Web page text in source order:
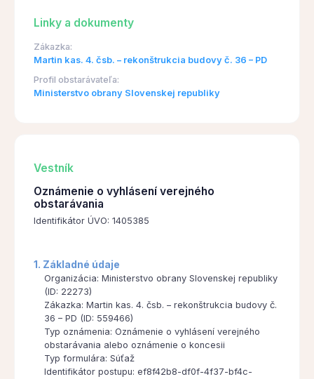
Linky a dokumenty
Zákazka:
Martin kas. 4. čsb. – rekonštrukcia budovy č. 36 – PD
Profil obstarávateľa:
Ministerstvo obrany Slovenskej republiky
Vestník
Oznámenie o vyhlásení verejného
obstarávania
Identifikátor ÚVO: 1405385
1. Základné údaje
Organizácia: Ministerstvo obrany Slovenskej republiky
(ID: 22273)
Zákazka: Martin kas. 4. čsb. – rekonštrukcia budovy č.
36 – PD (ID: 559466)
Typ oznámenia: Oznámenie o vyhlásení verejného
obstarávania alebo oznámenie o koncesii
Typ formulára: Súťaž
Identifikátor postupu: ef8f42b8-df0f-4f37-bf4c-